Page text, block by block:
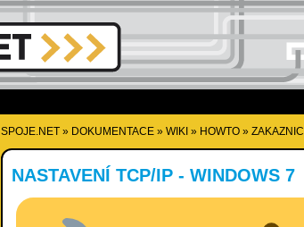
SPOJE.NET » DOKUMENTACE » WIKI » HOWTO » ZAKAZNICI
NASTAVENÍ TCP/IP - WINDOWS 7